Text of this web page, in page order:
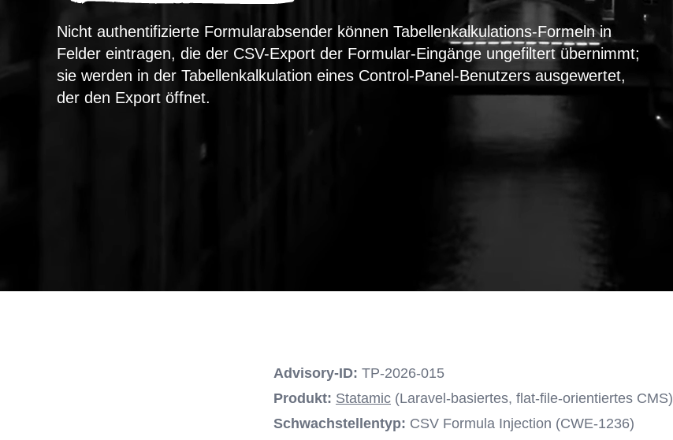
Nicht authentifizierte Formularabsender können Tabellenkalkulations-Formeln in
Felder eintragen, die der CSV-Export der Formular-Eingänge ungefiltert übernimmt;
sie werden in der Tabellenkalkulation eines Control-Panel-Benutzers ausgewertet,
der den Export öffnet.
Advisory-ID: TP-2026-015
Produkt: Statamic (Laravel-basiertes, flat-file-orientiertes CMS)
Schwachstellentyp: CSV Formula Injection (CWE-1236)